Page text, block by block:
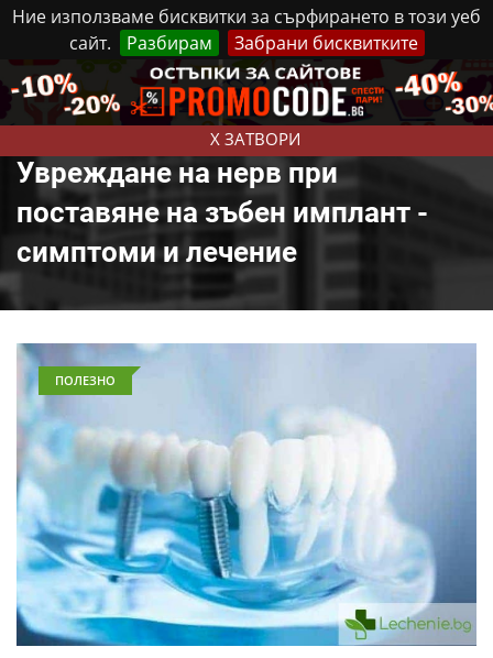
Ние използваме бисквитки за сърфирането в този уеб
сайт.
Разбирам Забрани бисквитките
X ЗАТВОРИ
Четвъртък, 6 Август, 2026 Реклама Контакти
Увреждане на нерв при
поставяне на зъбен имплант -
симптоми и лечение
ПОЛЕЗНО